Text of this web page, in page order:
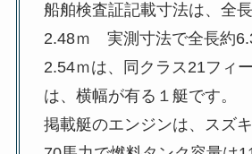
船舶検査証記載寸法は、全
2.48ｍ 実測寸法で全長約
2.54ｍは、同クラス21フィ
は、横幅が有る１艇です。
掲載艇のエンジンは、スズ